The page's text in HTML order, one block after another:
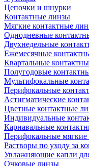
Цепочки и шнурки
Контактные линзы
Мягкие контактные
Однодневные
Двухнедельные
Ежемесячные
Квартальные
Полугодовые
Мультифокальные
Перифокальные
Астигматические
Цветные контактные
Индивидуальные
Карнавальные
Перифокальные мягкие
Растворы по уходу за
Увлажняющие капли
Очковые линзы